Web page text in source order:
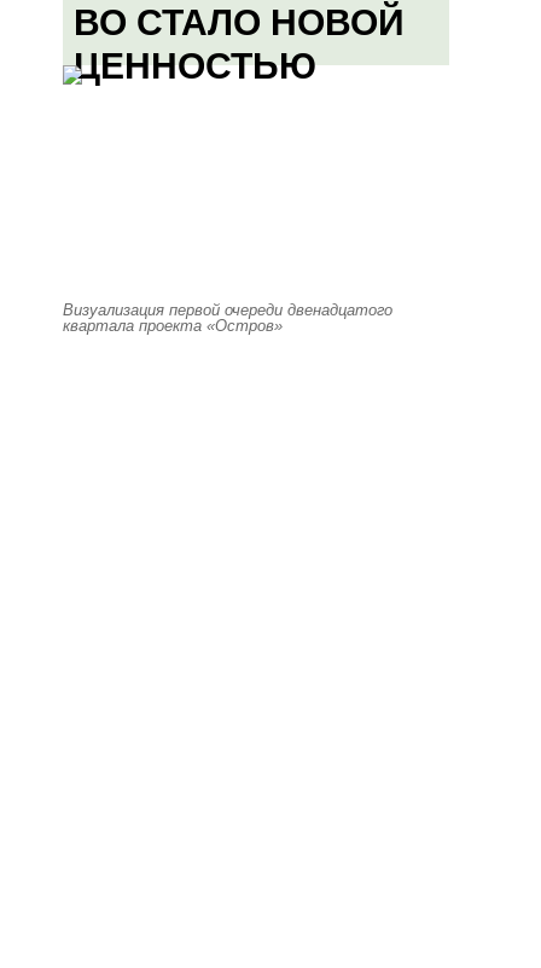
ВО СТАЛО НОВОЙ
ЦЕННОСТЬЮ
Визуализация первой очереди двенадцатого
квартала проекта «Остров»